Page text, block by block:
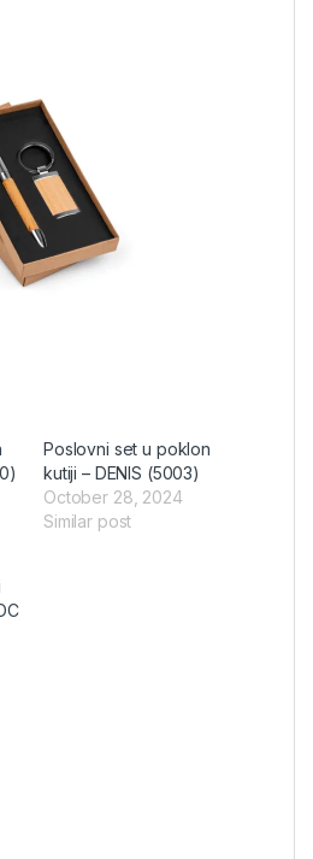
Poslovni set u poklon
kutiji – DENIS (5003)
October 28, 2024
Similar post